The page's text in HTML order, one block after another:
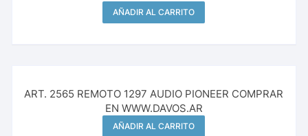
AÑADIR AL CARRITO
ART. 2565 REMOTO 1297 AUDIO PIONEER COMPRAR
EN WWW.DAVOS.AR
AÑADIR AL CARRITO